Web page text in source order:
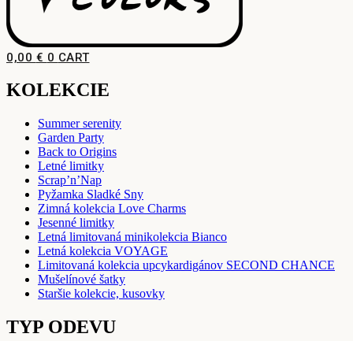
0,00 € 0 CART
KOLEKCIE
Summer serenity
Garden Party
Back to Origins
Letné limitky
Scrap’n’Nap
Pyžamka Sladké Sny
Zimná kolekcia Love Charms
Jesenné limitky
Letná limitovaná minikolekcia Bianco
Letná kolekcia VOYAGE
Limitovaná kolekcia upcykardigánov SECOND CHANCE
Mušelínové šatky
Staršie kolekcie, kusovky
TYP ODEVU